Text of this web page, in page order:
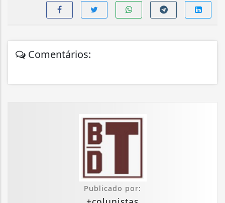
Comentários:
Publicado por: